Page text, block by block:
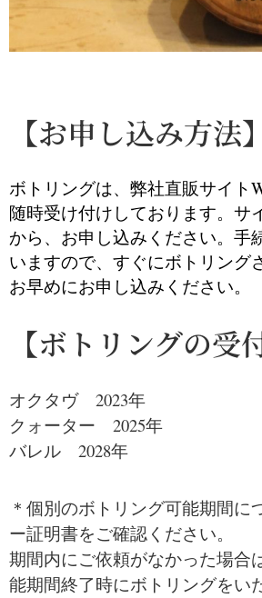
【お申し込み方法】
ボトリングは、弊社直販サイト
随時受け付けしております。サ
から、お申し込みください。手
いますので、すぐにボトリング
お早めにお申し込みください。
【ボトリングの受
オクタヴ 2023年
クォーター 2025年
バレル 2028年
＊個別のボトリング可能期間に
ー証明書をご確認ください。
期間内にご依頼がなかった場合
能期間終了時にボトリングをい